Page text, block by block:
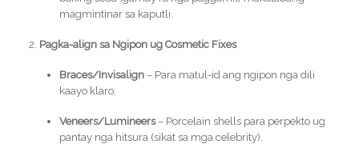
magmintinar sa kaputli.
Pagka-align sa Ngipon ug Cosmetic Fixes
Braces/Invisalign– Para matul-id ang ngipon nga dili
kaayo klaro.
Veneers/Lumineers– Porcelain shells para perpekto ug
pantay nga hitsura (sikat sa mga celebrity).